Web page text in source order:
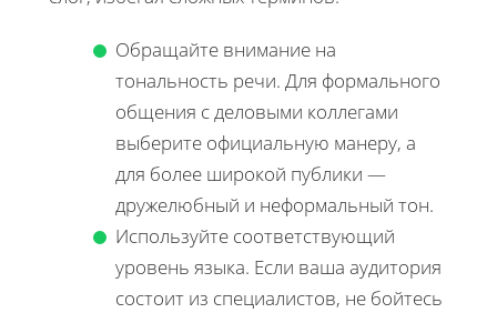
Обращайте внимание на
тональность речи. Для формального
общения с деловыми коллегами
выберите официальную манеру, а
для более широкой публики —
дружелюбный и неформальный тон.
Используйте соответствующий
уровень языка. Если ваша аудитория
состоит из специалистов, не бойтесь